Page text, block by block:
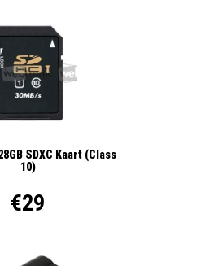
SDXC Kaart (Class
10)
€29